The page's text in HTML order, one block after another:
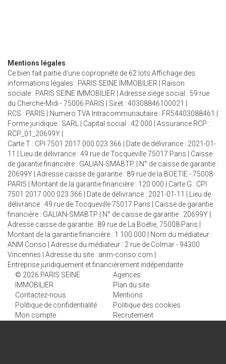
Mentions légales
Ce bien fait partie d'une copropriété de 62 lots.Affichage des
informations légales : PARIS SEINE IMMOBILIER | Raison
sociale : PARIS SEINE IMMOBILIER | Adresse siège social : 59 rue
du Cherche-Midi - 75006 PARIS | Siret : 40308846100021 |
RCS : PARIS | Numero TVA Intracommunautaire : FR54403088461 |
Forme juridique : SARL | Capital social : 42 000 | Assurance RCP :
RCP_01_20699Y |
Carte T : CPI 7501 2017 000 023 366 | Date de délivrance : 2021-01-
11 | Lieu de délivrance : 49 rue de Tocqueville 75017 Paris | Caisse
de garantie financière : GALIAN-SMABTP. | N° de caisse de garantie :
20699Y | Adresse caisse de garantie : 89 rue de la BOETIE - 75008
PARIS | Montant de la garantie financière : 120 000 | Carte G : CPI
7501 2017 000 023 366 | Date de délivrance : 2021-01-11 | Lieu de
délivrance : 49 rue de Tocqueville 75017 Paris | Caisse de garantie
financière : GALIAN-SMABTP | N° de caisse de garantie : 20699Y |
Adresse caisse de garantie : 89 rue de La Boétie, 75008 Paris |
Montant de la garantie financière : 1 100 000 | Nom du médiateur :
ANM Conso | Adresse du médiateur : 2 rue de Colmar - 94300
Vincennes | Adresse du site : anm-conso.com
Entreprise juridiquement et financièrement indépendante
© 2026 PARIS SEINE
IMMOBILIER
Agences
Plan du site
Contactez-nous
Mentions
Politique de confidentialité
Politique des cookies
Mon compte
Recrutement